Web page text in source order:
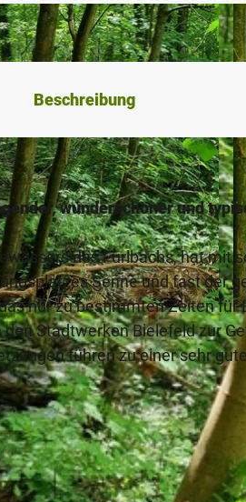
©
Beschreibung
wunderschöner und
des Furlbachs, hat mit
Senne und fast der
nur zu bestimmten Zeiten für
Stadtwerken Bielefeld zur
führen zu einer sehr